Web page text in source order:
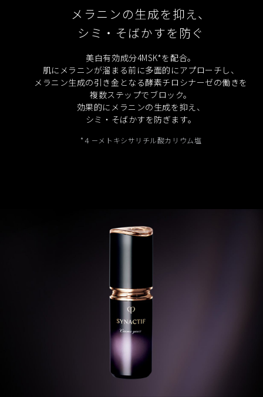
メラニンの生成を抑え、
シミ・そばかすを防ぐ
美白有効成分4MSK*を配合。
肌にメラニンが溜まる前に多面的にアプローチし、
メラニン生成の引き金となる酵素チロシナーゼの働きを
複数ステップでブロック。
効果的にメラニンの生成を抑え、
シミ・そばかすを防ぎます。
*４－メトキシサリチル酸カリウム塩